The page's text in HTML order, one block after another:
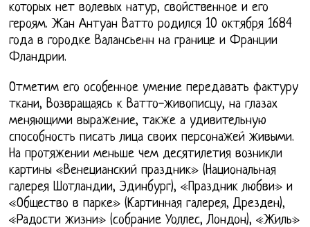
которых нет волевых натур, свойственное и его
героям. Жан Антуан Ватто родился 10 октября 1684
года в городке Валансьенн на границе и Франции
Фландрии.
Отметим его особенное умение передавать фактуру
ткани, Возвращаясь к Ватто-живописцу, на глазах
меняющими выражение, также а удивительную
способность писать лица своих персонажей живыми.
На протяжении меньше чем десятилетия возникли
картины «Венецианский праздник» (Национальная
галерея Шотландии, Эдинбург), «Праздник любви» и
«Общество в парке» (Картинная галерея, Дрезден),
«Радости жизни» (собрание Уоллес, Лондон), «Жиль»